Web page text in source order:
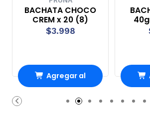
BACHATA CHOCO
CREM x 20 (8)
$3.998
Agregar al
Carro